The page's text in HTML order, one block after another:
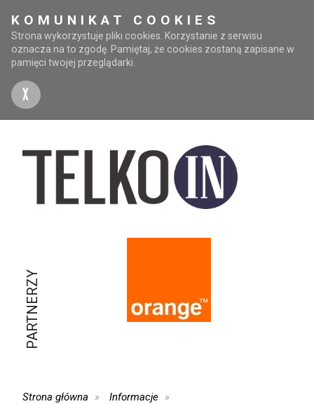
KOMUNIKAT COOKIES
Strona wykorzystuje pliki cookies. Korzystanie z serwisu
oznacza na to zgodę. Pamiętaj, że cookies zostaną zapisane w
pamięci twojej przeglądarki.
X
PARTNERZY
Strona główna
Informacje